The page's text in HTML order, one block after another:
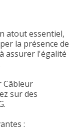
atout essentiel,
la présence de
assurer l'égalité
Câbleur
sur des
: